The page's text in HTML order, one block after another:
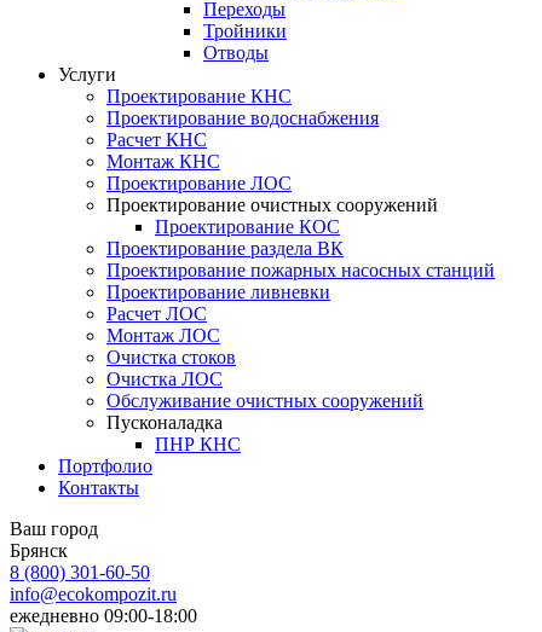
Переходы
Тройники
Отводы
Услуги
Проектирование КНС
Проектирование водоснабжения
Расчет КНС
Монтаж КНС
Проектирование ЛОС
Проектирование очистных сооружений
Проектирование КОС
Проектирование раздела ВК
Проектирование пожарных насосных станций
Проектирование ливневки
Расчет ЛОС
Монтаж ЛОС
Очистка стоков
Очистка ЛОС
Обслуживание очистных сооружений
Пусконаладка
ПНР КНС
Портфолио
Контакты
Ваш город
Брянск
8 (800) 301-60-50
info@ecokompozit.ru
ежедневно 09:00-18:00